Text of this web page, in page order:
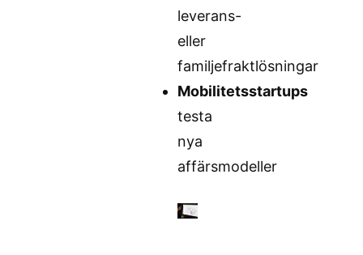
leverans-
eller
familjefraktlösningar
Mobilitetsstartups
testa
nya
affärsmodeller